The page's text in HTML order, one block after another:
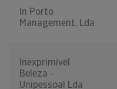
In Porto
Management, Lda
Inexprimível
Beleza -
Unipessoal Lda